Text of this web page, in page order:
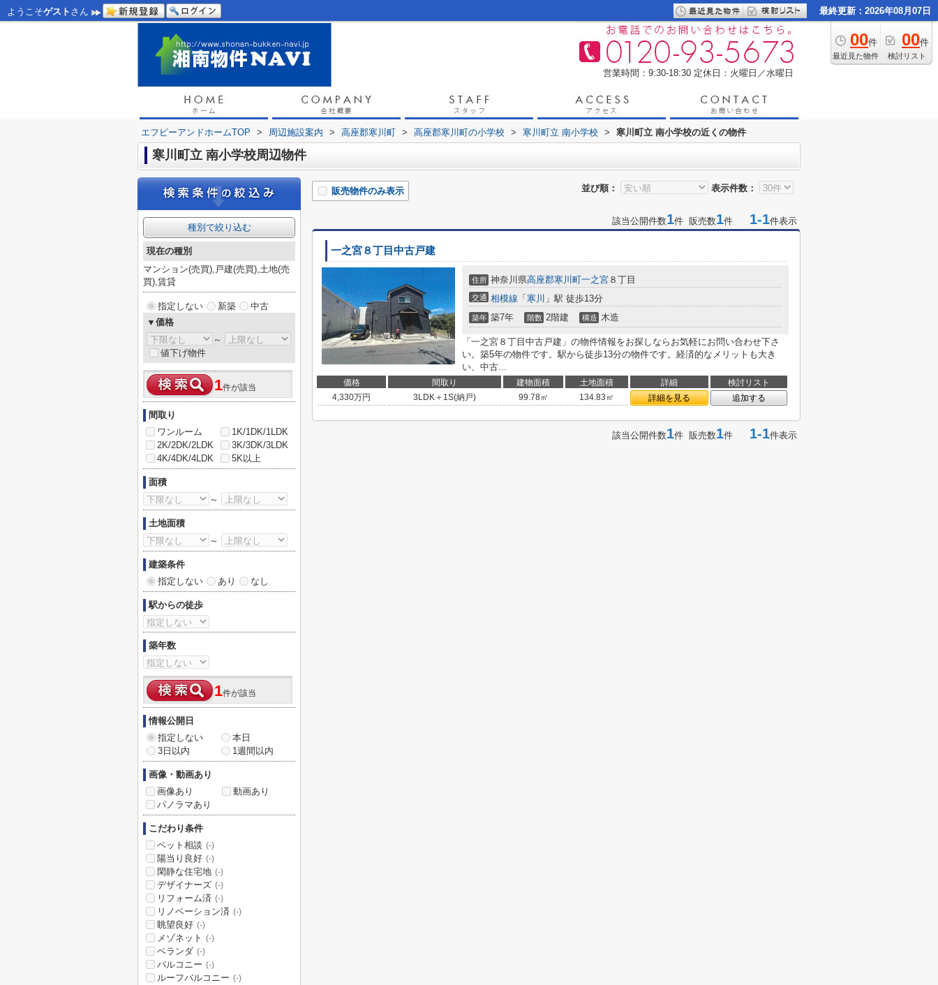
ようこそゲスト さん 最終更新：2026年08月07日
00件
最近見た物件
00件
検討リスト
営業時間：9:30-18:30 定休日：火曜日／水曜日
エフピーアンドホームTOP > 周辺施設案内 > 高座郡寒川町 > 高座郡寒川町の小学校 > 寒川町立 南小学校 > 寒川町立 南小学校の近くの物件
寒川町立 南小学校周辺物件
並び順： 表示件数：
販売物件のみ表示
該当公開件数1件 販売数1件 1-1件表示
一之宮８丁目中古戸建
住所 神奈川県高座郡寒川町一之宮 ８丁目
交通 相模線 「 寒川 」駅 徒歩13分
築年 築7年 階数 2階建 構造 木造
「一之宮８丁目中古戸建」の物件情報をお探しならお気軽にお問い合わせ下さ
い。築5年の物件です。駅から徒歩13分の物件です。経済的なメリットも大き
い、中古...
価格 間取り 建物面積 土地面積 詳細
検討リスト
4,330万円 3LDK＋1S(納戸) 99.78㎡ 134.83㎡ 詳細を見る 追加する
該当公開件数1件 販売数1件 1-1件表示
種別で絞り込む
現在の種別
マンション(売買),戸建(売買),土地(売
買),賃貸
指定しない 新築
中古
▼価格
～
値下げ物件
1件が該当
間取り
ワンルーム
1K/1DK/1LDK
2K/2DK/2LDK
3K/3DK/3LDK
4K/4DK/4LDK
5K以上
面積
～
土地面積
～
建築条件
指定しない
あり なし
駅からの徒歩
築年数
1件が該当
情報公開日
指定しない
本日
3日以内
1週間以内
画像・動画あり
画像あり
動画あり
パノラマあり
こだわり条件
ペット相談 (-)
陽当り良好 (-)
閑静な住宅地 (-)
デザイナーズ (-)
リフォーム済 (-)
リノベーション済 (-)
眺望良好 (-)
メゾネット (-)
ベランダ (-)
バルコニー (-)
ルーフバルコニー (-)